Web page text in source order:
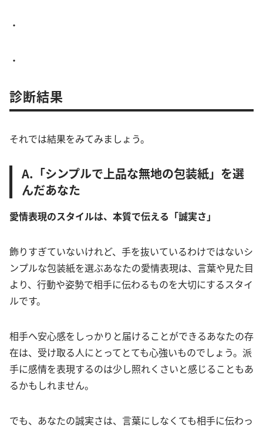
・
・
診断結果
それでは結果をみてみましょう。
A.「シンプルで上品な無地の包装紙」を選
んだあなた
愛情表現のスタイルは、本質で伝える「誠実さ」
飾りすぎていないけれど、手を抜いているわけではないシ
ンプルな包装紙を選ぶあなたの愛情表現は、言葉や見た目
より、行動や姿勢で相手に伝わるものを大切にするスタイ
ルです。
相手へ安心感をしっかりと届けることができるあなたの存
在は、受け取る人にとってとても心強いものでしょう。派
手に感情を表現するのは少し照れくさいと感じることもあ
るかもしれません。
でも、あなたの誠実さは、言葉にしなくても相手に伝わっ